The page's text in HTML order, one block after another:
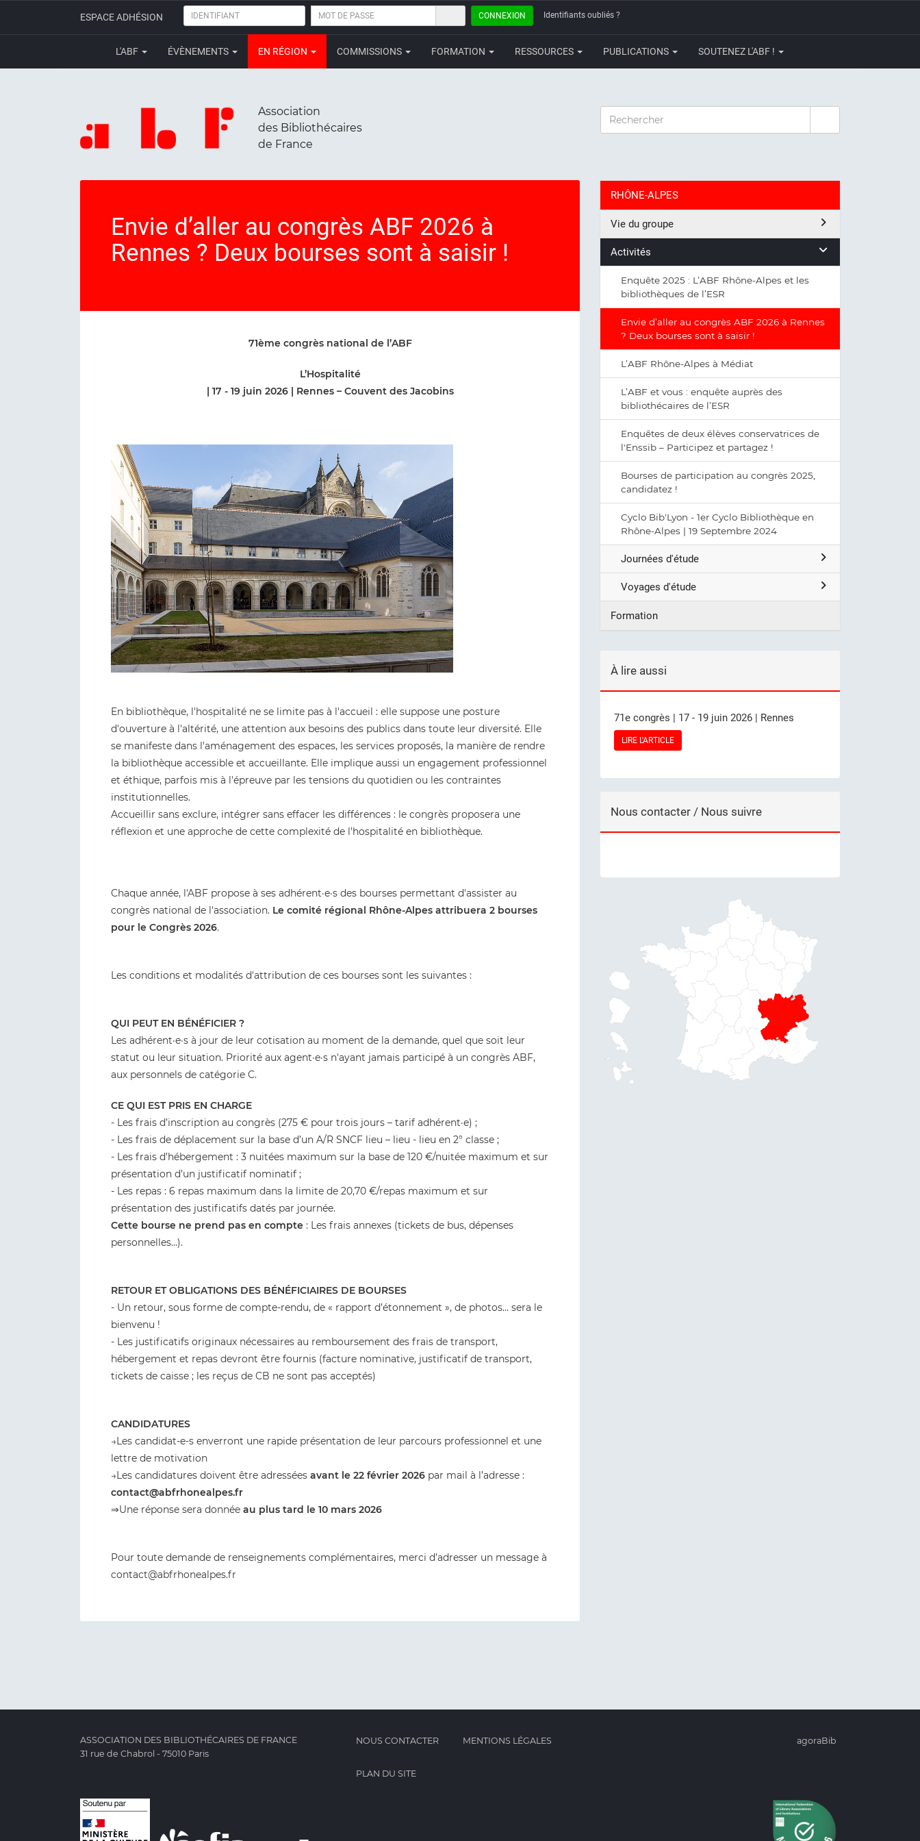
ESPACE ADHÉSION IDENTIFIANT
MOT
PASSE
CONNEXION Identifiants oubliés ?
L'ABF ÉVÈNEMENTS EN RÉGION COMMISSIONS FORMATION RESSOURCES PUBLICATIONS SOUTENEZ L'ABF !
Association
des Bibliothécaires
de France
RECHERCHER
Envie d’aller au congrès ABF 2026 à
Rennes ? Deux bourses sont à saisir !
71ème congrès national de l’ABF
L’Hospitalité
| 17 - 19 juin 2026 | Rennes – Couvent des Jacobins
En bibliothèque, l'hospitalité ne se limite pas à l'accueil : elle suppose une posture
d'ouverture à l'altérité, une attention aux besoins des publics dans toute leur diversité. Elle
se manifeste dans l'aménagement des espaces, les services proposés, la manière de rendre
la bibliothèque accessible et accueillante. Elle implique aussi un engagement professionnel
et éthique, parfois mis à l'épreuve par les tensions du quotidien ou les contraintes
institutionnelles.
Accueillir sans exclure, intégrer sans effacer les différences : le congrès proposera une
réflexion et une approche de cette complexité de l'hospitalité en bibliothèque.
Chaque année, l'ABF propose à ses adhérent·e·s des bourses permettant d'assister au
congrès national de l'association. Le comité régional Rhône-Alpes attribuera 2 bourses
pour le Congrès 2026.
Les conditions et modalités d'attribution de ces bourses sont les suivantes :
QUI PEUT EN BÉNÉFICIER ?
Les adhérent·e·s à jour de leur cotisation au moment de la demande, quel que soit leur
statut ou leur situation. Priorité aux agent·e·s n'ayant jamais participé à un congrès ABF,
aux personnels de catégorie C.
CE QUI EST PRIS EN CHARGE
- Les frais d’inscription au congrès (275 € pour trois jours – tarif adhérent·e) ;
- Les frais de déplacement sur la base d’un A/R SNCF lieu – lieu - lieu en 2° classe ;
- Les frais d’hébergement : 3 nuitées maximum sur la base de 120 €/nuitée maximum et sur
présentation d’un justificatif nominatif ;
- Les repas : 6 repas maximum dans la limite de 20,70 €/repas maximum et sur
présentation des justificatifs datés par journée.
Cette bourse ne prend pas en compte : Les frais annexes (tickets de bus, dépenses
personnelles…).
RETOUR ET OBLIGATIONS DES BÉNÉFICIAIRES DE BOURSES
- Un retour, sous forme de compte-rendu, de « rapport d’étonnement », de photos… sera le
bienvenu !
- Les justificatifs originaux nécessaires au remboursement des frais de transport,
hébergement et repas devront être fournis (facture nominative, justificatif de transport,
tickets de caisse ; les reçus de CB ne sont pas acceptés)
CANDIDATURES
→Les candidat-e-s enverront une rapide présentation de leur parcours professionnel et une
lettre de motivation
→Les candidatures doivent être adressées avant le 22 février 2026 par mail à l’adresse :
contact@abfrhonealpes.fr
⇒Une réponse sera donnée au plus tard le 10 mars 2026
Pour toute demande de renseignements complémentaires, merci d’adresser un message à
contact@abfrhonealpes.fr
RHÔNE-ALPES
Vie du groupe
Activités
Enquête 2025 : L’ABF Rhône-Alpes et les
bibliothèques de l’ESR
Envie d’aller au congrès ABF 2026 à Rennes
? Deux bourses sont à saisir !
L’ABF Rhône-Alpes à Médiat
L’ABF et vous : enquête auprès des
bibliothécaires de l’ESR
Enquêtes de deux élèves conservatrices de
l'Enssib – Participez et partagez !
Bourses de participation au congrès 2025,
candidatez !
Cyclo Bib'Lyon - 1er Cyclo Bibliothèque en
Rhône-Alpes | 19 Septembre 2024
Journées d'étude
Voyages d'étude
Formation
À lire aussi
71e congrès | 17 - 19 juin 2026 | Rennes
LIRE L'ARTICLE
Nous contacter / Nous suivre
ASSOCIATION DES BIBLIOTHÉCAIRES DE FRANCE
31 rue de Chabrol - 75010 Paris
NOUS CONTACTER MENTIONS LÉGALES
PLAN DU SITE
agoraBib